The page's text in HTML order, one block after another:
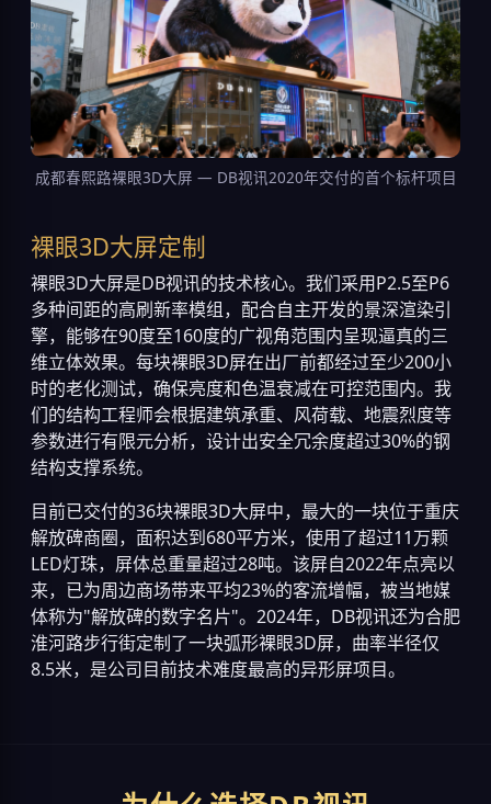
成都春熙路裸眼3D大屏 — DB视讯2020年交付的首个标杆项目
裸眼3D大屏定制
裸眼3D大屏是DB视讯的技术核心。我们采用P2.5至P6
多种间距的高刷新率模组，配合自主开发的景深渲染引
擎，能够在90度至160度的广视角范围内呈现逼真的三
维立体效果。每块裸眼3D屏在出厂前都经过至少200小
时的老化测试，确保亮度和色温衰减在可控范围内。我
们的结构工程师会根据建筑承重、风荷载、地震烈度等
参数进行有限元分析，设计出安全冗余度超过30%的钢
结构支撑系统。
目前已交付的36块裸眼3D大屏中，最大的一块位于重庆
解放碑商圈，面积达到680平方米，使用了超过11万颗
LED灯珠，屏体总重量超过28吨。该屏自2022年点亮以
来，已为周边商场带来平均23%的客流增幅，被当地媒
体称为"解放碑的数字名片"。2024年，DB视讯还为合肥
淮河路步行街定制了一块弧形裸眼3D屏，曲率半径仅
8.5米，是公司目前技术难度最高的异形屏项目。